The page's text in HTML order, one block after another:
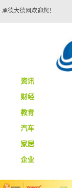
承德大德网欢迎您！
资讯
财经
教育
汽车
家居
企业